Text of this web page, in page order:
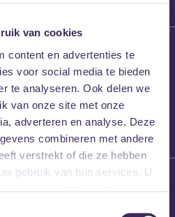
van cookies
content en advertenties te
voor social media te bieden
te analyseren. Ook delen we
van onze site met onze
adverteren en analyse. Deze
combineren met andere
verstrekt of die ze hebben
gebruik van hun services. U
27 maart 2026
Willem’s Blog:
Frans Kalf
26 maart 2026